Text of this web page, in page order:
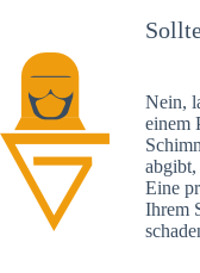
Nein,
einem
abgibt,
Eine
Ihrem